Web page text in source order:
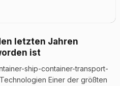
letzten Jahren
ist
ship-container-transport-
Einer der größten